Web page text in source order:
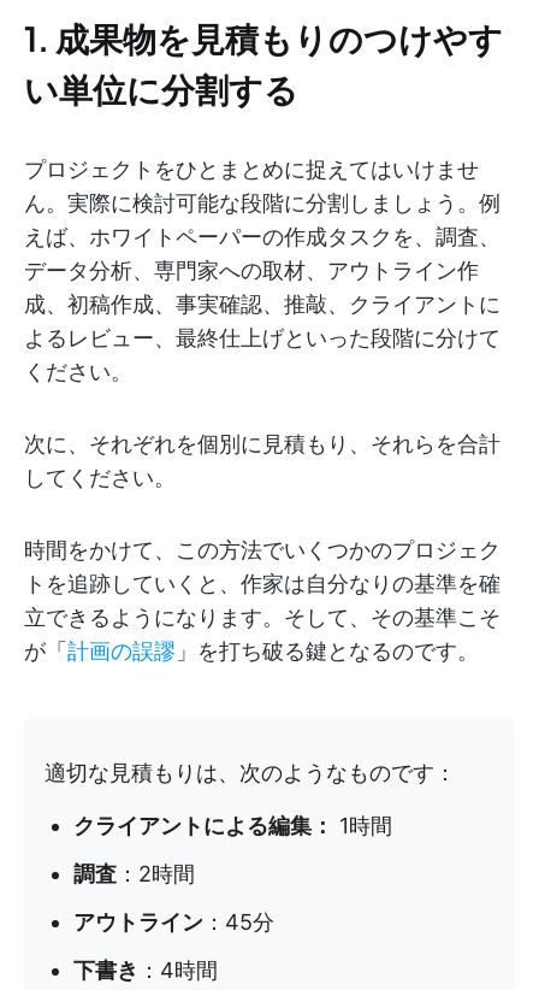
1. 成果物を見積もりのつけやす
い単位に分割する
プロジェクトをひとまとめに捉えてはいけませ
ん。実際に検討可能な段階に分割しましょう。例
えば、ホワイトペーパーの作成タスクを、調査、
データ分析、専門家への取材、アウトライン作
成、初稿作成、事実確認、推敲、クライアントに
よるレビュー、最終仕上げといった段階に分けて
ください。
次に、それぞれを個別に見積もり、それらを合計
してください。
時間をかけて、この方法でいくつかのプロジェク
トを追跡していくと、作家は自分なりの基準を確
立できるようになります。そして、その基準こそ
が「 計画の誤謬 」を打ち破る鍵となるのです。
適切な見積もりは、次のようなものです：
クライアントによる編集：
1時間
調査 ：2時間
アウトライン ：45分
下書き ：4時間